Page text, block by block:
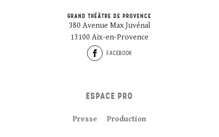
GRAND THÉÂTRE DE PROVENCE
380 Avenue Max Juvénal
13100 Aix-en-Provence
FACEBOOK
ESPACE PRO
Presse Production